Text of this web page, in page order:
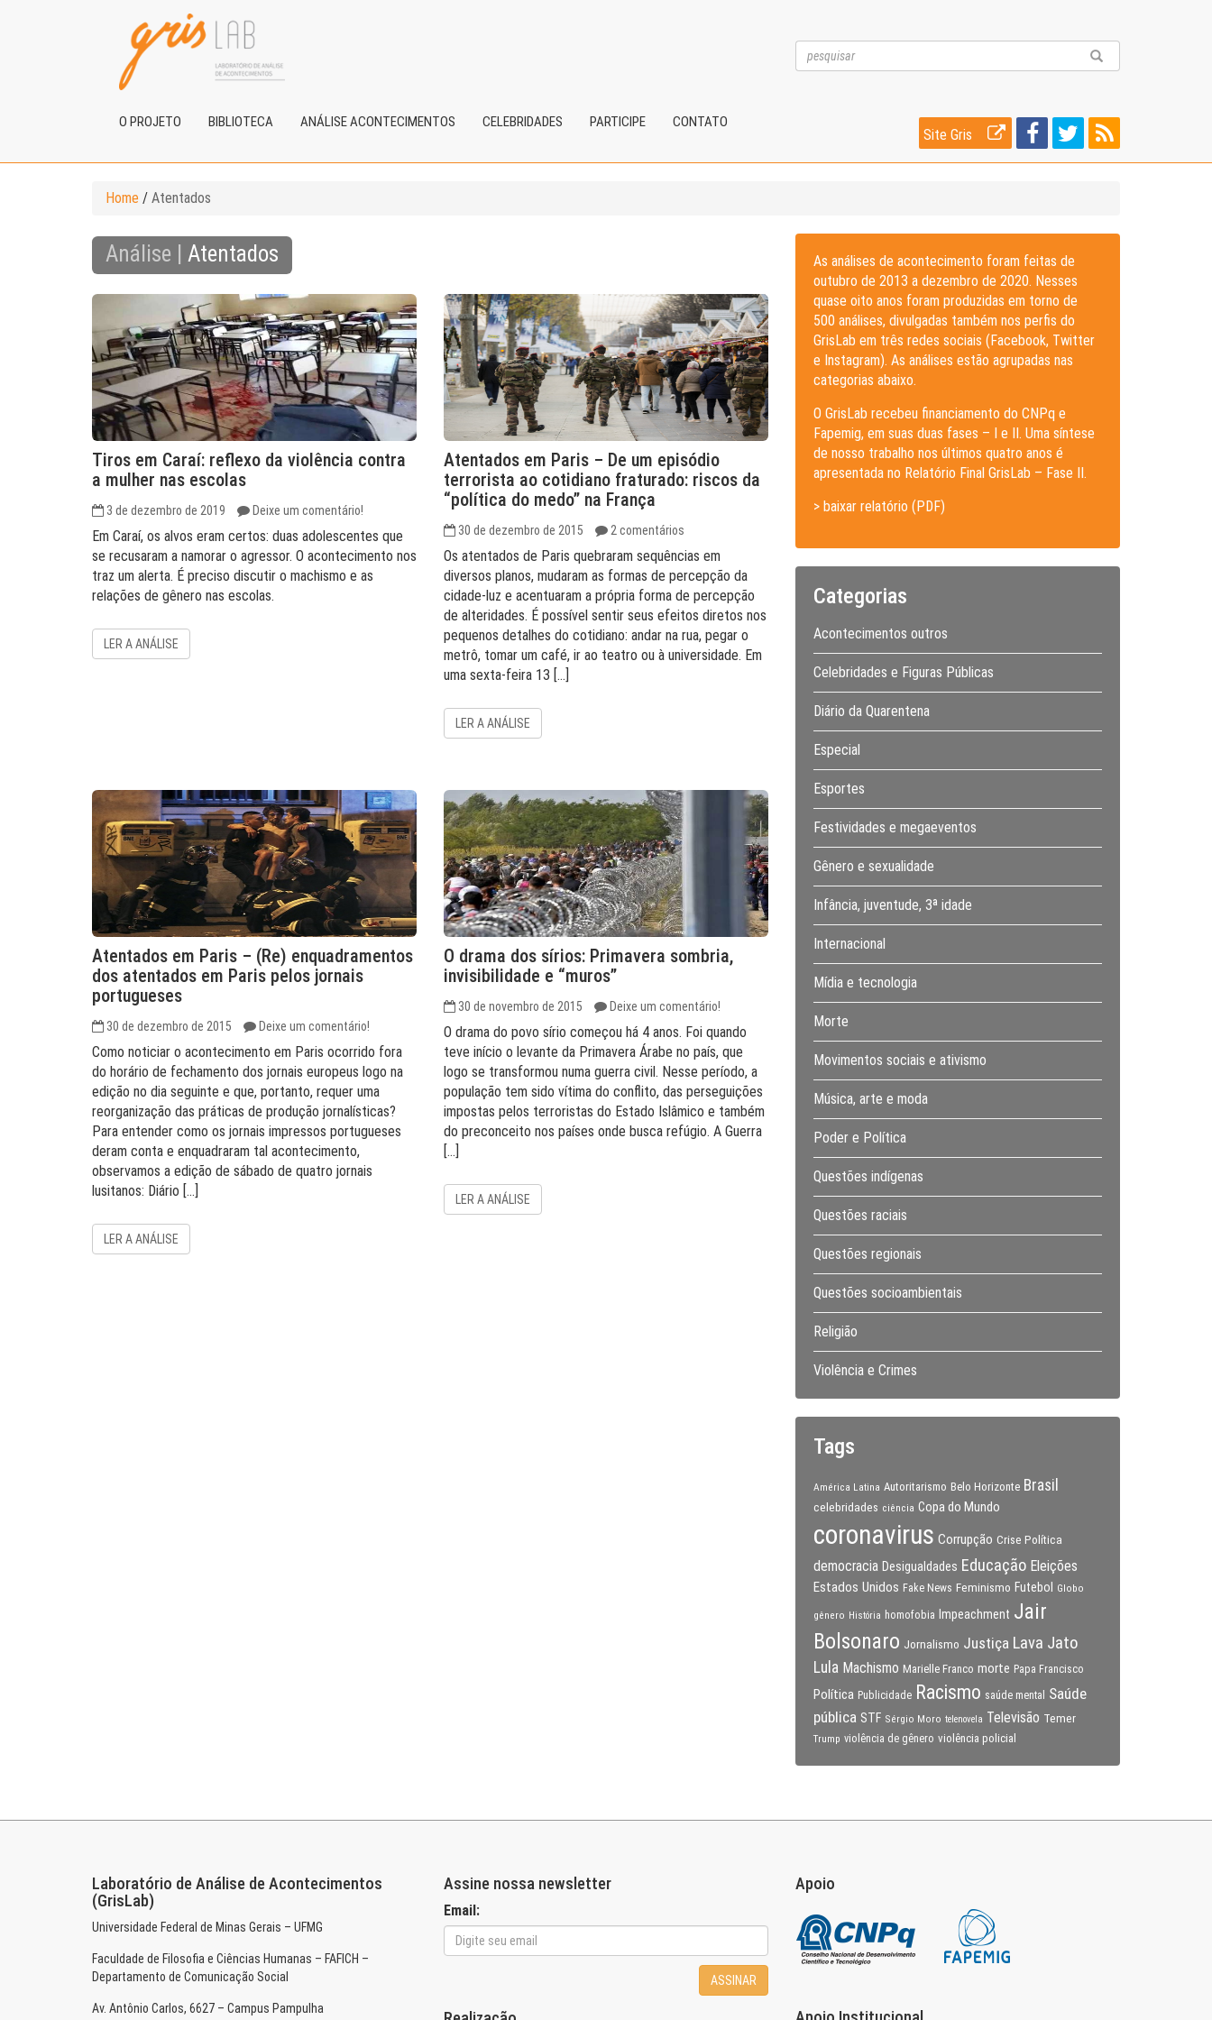
O PROJETO BIBLIOTECA ANÁLISE ACONTECIMENTOS CELEBRIDADES PARTICIPE CONTATO
Site Gris
Home / Atentados
Análise | Atentados
Tiros em Caraí: reflexo da violência contra
a mulher nas escolas
3 de dezembro de 2019 Deixe um comentário!
Em Caraí, os alvos eram certos: duas adolescentes que
se recusaram a namorar o agressor. O acontecimento nos
traz um alerta. É preciso discutir o machismo e as
relações de gênero nas escolas.
LER A ANÁLISE
Atentados em Paris – De um episódio
terrorista ao cotidiano fraturado: riscos da
“política do medo” na França
30 de dezembro de 2015 2 comentários
Os atentados de Paris quebraram sequências em
diversos planos, mudaram as formas de percepção da
cidade-luz e acentuaram a própria forma de percepção
de alteridades. É possível sentir seus efeitos diretos nos
pequenos detalhes do cotidiano: andar na rua, pegar o
metrô, tomar um café, ir ao teatro ou à universidade. Em
uma sexta-feira 13 […]
LER A ANÁLISE
Atentados em Paris – (Re) enquadramentos
dos atentados em Paris pelos jornais
portugueses
30 de dezembro de 2015 Deixe um comentário!
Como noticiar o acontecimento em Paris ocorrido fora
do horário de fechamento dos jornais europeus logo na
edição no dia seguinte e que, portanto, requer uma
reorganização das práticas de produção jornalísticas?
Para entender como os jornais impressos portugueses
deram conta e enquadraram tal acontecimento,
observamos a edição de sábado de quatro jornais
lusitanos: Diário […]
LER A ANÁLISE
O drama dos sírios: Primavera sombria,
invisibilidade e “muros”
30 de novembro de 2015 Deixe um comentário!
O drama do povo sírio começou há 4 anos. Foi quando
teve início o levante da Primavera Árabe no país, que
logo se transformou numa guerra civil. Nesse período, a
população tem sido vítima do conflito, das perseguições
impostas pelos terroristas do Estado Islâmico e também
do preconceito nos países onde busca refúgio. A Guerra
[…]
LER A ANÁLISE
As análises de acontecimento foram feitas de
outubro de 2013 a dezembro de 2020. Nesses
quase oito anos foram produzidas em torno de
500 análises, divulgadas também nos perfis do
GrisLab em três redes sociais (Facebook, Twitter
e Instagram). As análises estão agrupadas nas
categorias abaixo.
O GrisLab recebeu financiamento do CNPq e
Fapemig, em suas duas fases – I e II. Uma síntese
de nosso trabalho nos últimos quatro anos é
apresentada no Relatório Final GrisLab – Fase II.
> baixar relatório (PDF)
Categorias
Acontecimentos outros
Celebridades e Figuras Públicas
Diário da Quarentena
Especial
Esportes
Festividades e megaeventos
Gênero e sexualidade
Infância, juventude, 3ª idade
Internacional
Mídia e tecnologia
Morte
Movimentos sociais e ativismo
Música, arte e moda
Poder e Política
Questões indígenas
Questões raciais
Questões regionais
Questões socioambientais
Religião
Violência e Crimes
Tags
América Latina Autoritarismo Belo Horizonte Brasil
celebridades ciência Copa do Mundo
coronavirus Corrupção Crise Política
democracia Desigualdades Educação Eleições
Estados Unidos Fake News Feminismo Futebol Globo
gênero História homofobia Impeachment Jair
Bolsonaro Jornalismo Justiça Lava Jato
Lula Machismo Marielle Franco morte Papa Francisco
Política Publicidade Racismo saúde mental
Saúde
pública STF Sérgio Moro telenovela Televisão Temer
Trump violência de gênero violência policial
Laboratório de Análise de Acontecimentos
(GrisLab)
Universidade Federal de Minas Gerais – UFMG
Faculdade de Filosofia e Ciências Humanas – FAFICH –
Departamento de Comunicação Social
Av. Antônio Carlos, 6627 – Campus Pampulha
Assine nossa newsletter
Email:
ASSINAR
Apoio